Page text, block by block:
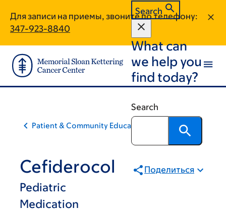
main
content
footer
Для записи на приемы, звоните по телефону:
347-923-8840
Search
What can
we help you
find today?
Search
Patient & Community Education
Cefiderocol
Pediatric
Medication
Поделиться